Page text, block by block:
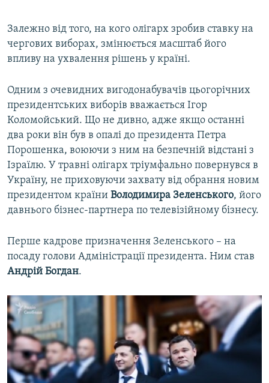
​Залежно від того, на кого олігарх зробив ставку на
чергових виборах, змінюється масштаб його
впливу на ухвалення рішень у країні.
Одним з очевидних вигодонабувачів цьогорічних
президентських виборів вважається Ігор
Коломойський. Що не дивно, адже якщо останні
два роки він був в опалі до президента Петра
Порошенка, воюючи з ним на безпечній відстані з
Ізраїлю. У травні олігарх тріумфально повернувся в
Україну, не приховуючи захвату від обрання новим
президентом країни Володимира Зеленського, його
давнього бізнес-партнера по телевізійному бізнесу.
Перше кадрове призначення Зеленського – на
посаду голови Адміністрації президента. Ним став
Андрій Богдан.